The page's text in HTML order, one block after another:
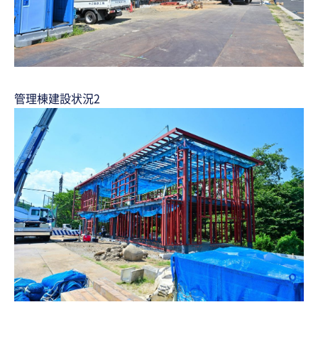
管理棟建設状況2